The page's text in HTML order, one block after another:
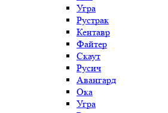
Угра
Рустрак
Кентавр
Файтер
Скаут
Русич
Авангард
Ока
Угра